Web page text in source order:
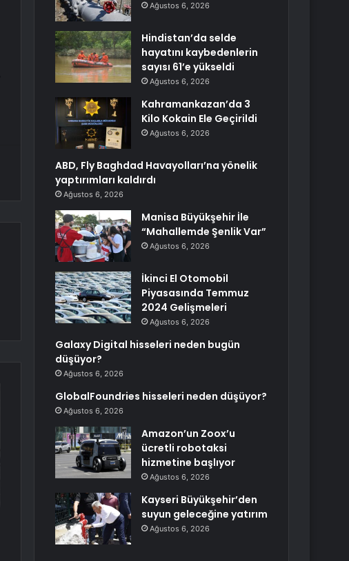
Ağustos 6, 2026
Hindistan’da selde
hayatını kaybedenlerin
sayısı 61’e yükseldi
Ağustos 6, 2026
Kahramankazan’da 3
Kilo Kokain Ele Geçirildi
Ağustos 6, 2026
ABD, Fly Baghdad Havayolları’na yönelik
yaptırımları kaldırdı
Ağustos 6, 2026
Manisa Büyükşehir İle
“Mahallemde Şenlik Var”
Ağustos 6, 2026
İkinci El Otomobil
Piyasasında Temmuz
2024 Gelişmeleri
Ağustos 6, 2026
Galaxy Digital hisseleri neden bugün
düşüyor?
Ağustos 6, 2026
GlobalFoundries hisseleri neden düşüyor?
Ağustos 6, 2026
Amazon’un Zoox’u
ücretli robotaksi
hizmetine başlıyor
Ağustos 6, 2026
Kayseri Büyükşehir’den
suyun geleceğine yatırım
Ağustos 6, 2026